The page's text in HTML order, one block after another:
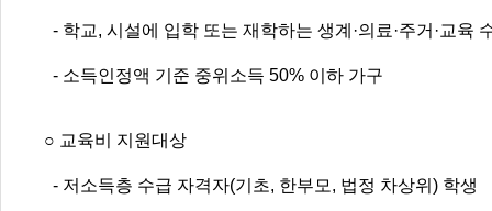
- 학교, 시설에 입학 또는 재학하는 생계·의료·주거·교육
- 소득인정액 기준 중위소득 50% 이하 가구
○ 교육비 지원대상
- 저소득층 수급 자격자(기초, 한부모, 법정 차상위) 학생